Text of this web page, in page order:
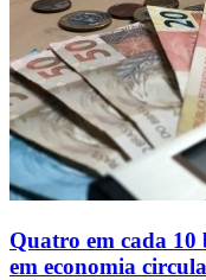
Quatro em cada
em economia